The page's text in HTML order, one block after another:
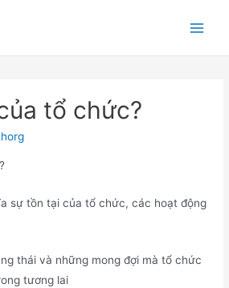
tổ chức?
sự tồn tại của tổ chức, các hoạt động
thái và những mong đợi mà tổ chức
tương lai